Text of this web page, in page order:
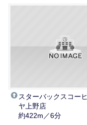
スターバックスコー
ヤ上野店
約422m／6分